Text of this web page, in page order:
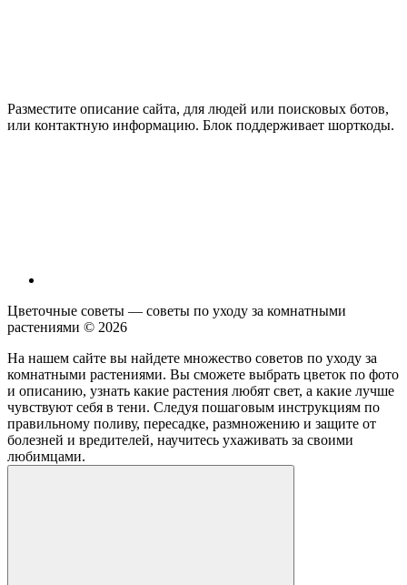
Разместите описание сайта, для людей или поисковых ботов,
или контактную информацию. Блок поддерживает шорткоды.
Цветочные советы — советы по уходу за комнатными
растениями © 2026
На нашем сайте вы найдете множество советов по уходу за
комнатными растениями. Вы сможете выбрать цветок по фото
и описанию, узнать какие растения любят свет, а какие лучше
чувствуют себя в тени. Следуя пошаговым инструкциям по
правильному поливу, пересадке, размножению и защите от
болезней и вредителей, научитесь ухаживать за своими
любимцами.